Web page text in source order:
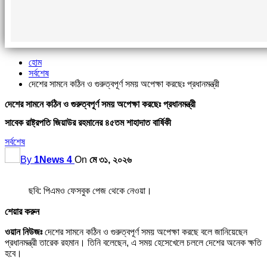
হোম
সর্বশেষ
দেশের সামনে কঠিন ও গুরুত্বপূর্ণ সময় অপেক্ষা করছেঃ প্রধানমন্ত্রী
দেশের সামনে কঠিন ও গুরুত্বপূর্ণ সময় অপেক্ষা করছেঃ প্রধানমন্ত্রী
সাবেক রাষ্ট্রপতি জিয়াউর রহমানের ৪৫তম শাহাদাত বার্ষিকী
সর্বশেষ
By 1News 4 On মে ৩১, ২০২৬
ছবি: পিএমও ফেসবুক পেজ থেকে নেওয়া।
শেয়ার করুন
ওয়ান নিউজঃদেশের সামনে কঠিন ও গুরুত্বপূর্ণ সময় অপেক্ষা করছে বলে জানিয়েছেন
প্রধানমন্ত্রী তারেক রহমান। তিনি বলেছেন, এ সময় হেসেখেলে চললে দেশের অনেক ক্ষতি
হবে।